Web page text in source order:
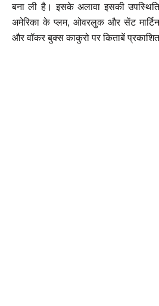
बना ली है। इसके अलावा इसकी
अमेरिका के प्लम, ओवरलुक और सेंट
और वॉकर बुक्स काकुरो पर किताबें